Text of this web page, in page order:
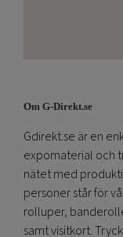
Om G-Direkt.se
Gdirekt.se är en
expomaterial och
nätet med
personer står för
rolluper,
samt visitkort.